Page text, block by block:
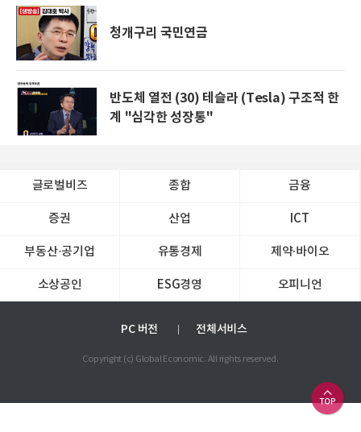
청개구리 국민연금
반도체 열전 (30) 테슬라 (Tesla) 구조적 한
계 "심각한 성장통"
글로벌비즈 종합 금융
증권 산업 ICT
부동산·공기업 유통경제 제약∙바이오
소상공인 ESG경영 오피니언
PC 버전 전체서비스
Copyright (c) Global Economic. All rights reserved.